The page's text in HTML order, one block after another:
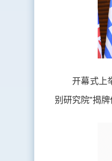
开幕式上
别研究院”揭牌